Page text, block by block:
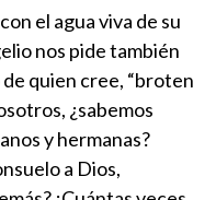
el agua viva de su
nos pide también
quien cree, “broten
¿sabemos
y hermanas?
a Dios,